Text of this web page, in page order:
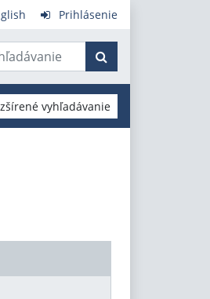
Prihlásenie
vyhľadávanie